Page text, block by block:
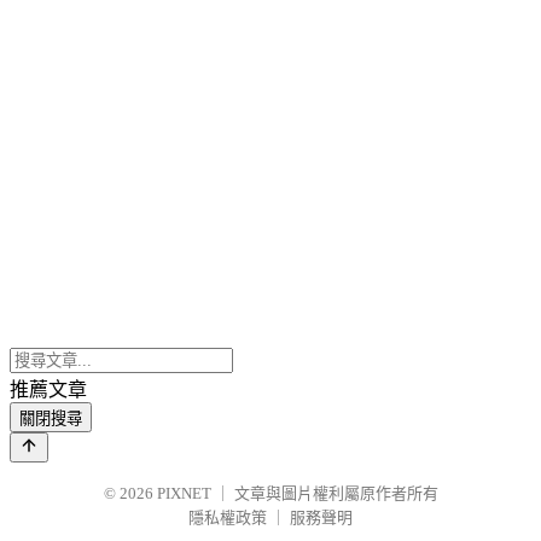
推薦文章
關閉搜尋
© 2026 PIXNET
文章與圖片權利屬原作者所有
隱私權政策
服務聲明